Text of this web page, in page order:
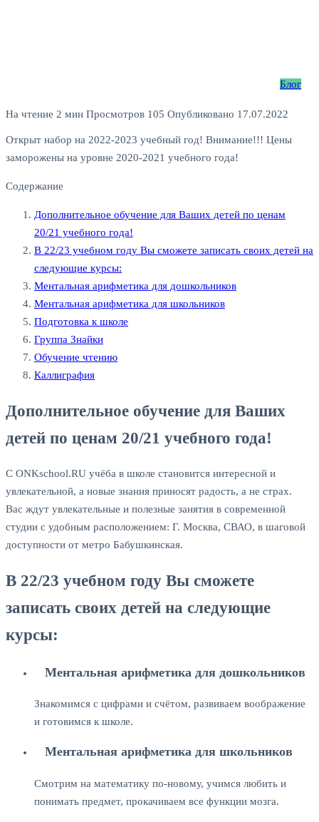
Блог
На чтение 2 мин Просмотров 105 Опубликовано 17.07.2022
Открыт набор на 2022-2023 учебный год! Внимание!!! Цены
заморожены на уровне 2020-2021 учебного года!
Содержание
Дополнительное обучение для Ваших детей по ценам
20/21 учебного года!
В 22/23 учебном году Вы сможете записать своих детей на
следующие курсы:
Ментальная арифметика для дошкольников
Ментальная арифметика для школьников
Подготовка к школе
Группа Знайки
Обучение чтению
Каллиграфия
Дополнительное обучение для Ваших
детей по ценам 20/21 учебного года!
С ONKschool.RU учёба в школе становится интересной и
увлекательной, а новые знания приносят радость, а не страх.
Вас ждут увлекательные и полезные занятия в современной
студии с удобным расположением: Г. Москва, СВАО, в шаговой
доступности от метро Бабушкинская.
В 22/23 учебном году Вы сможете
записать своих детей на следующие
курсы:
Ментальная арифметика для дошкольников
Знакомимся с цифрами и счётом, развиваем воображение
и готовимся к школе.
Ментальная арифметика для школьников
Cмотрим на математику по-новому, учимся любить и
понимать предмет, прокачиваем все функции мозга.